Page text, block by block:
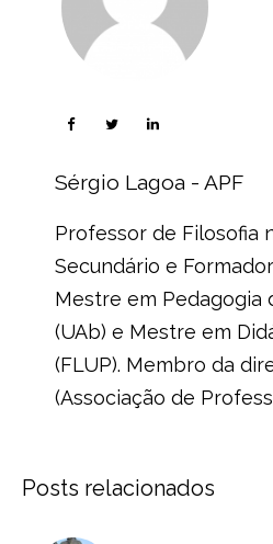
Sérgio Lagoa - APF
Professor de Filosofia
Secundário e
Mestre em Pedagogia
(UAb) e Mestre em
(FLUP). Membro da
(Associação de
Posts relacionados